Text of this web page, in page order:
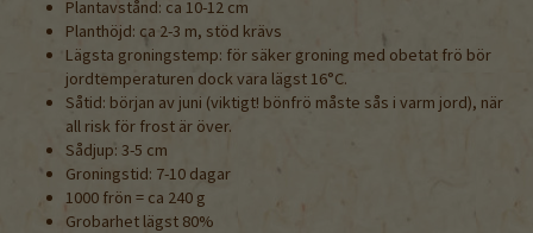
Plantavstånd: ca 10-12 cm
Planthöjd: ca 2-3 m, stöd krävs
Lägsta groningstemp: för säker groning med obetat frö bör
jordtemperaturen dock vara lägst 16°C.
Såtid: början av juni (viktigt! bönfrö måste sås i varm jord), när
all risk för frost är över.
Sådjup: 3-5 cm
Groningstid: 7-10 dagar
1000 frön = ca 240 g
Grobarhet lägst 80%